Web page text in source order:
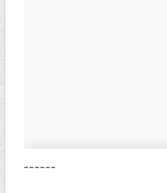
------